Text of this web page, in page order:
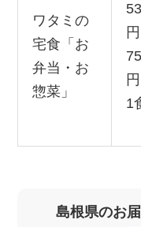
ワタミの
宅食「お
弁当・お
惣菜」
1
島根県のお